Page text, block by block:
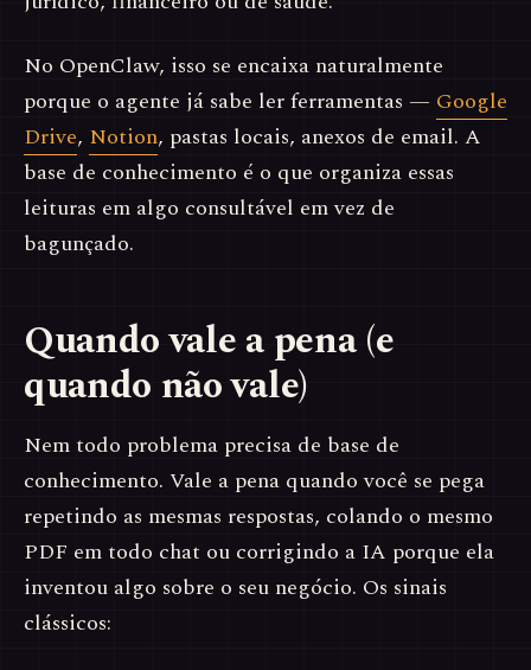
No OpenClaw, isso se encaixa naturalmente
porque o agente já sabe ler ferramentas — Google
Drive, Notion, pastas locais, anexos de email. A
base de conhecimento é o que organiza essas
leituras em algo consultável em vez de
bagunçado.
Quando vale a pena (e
quando não vale)
Nem todo problema precisa de base de
conhecimento. Vale a pena quando você se pega
repetindo as mesmas respostas, colando o mesmo
PDF em todo chat ou corrigindo a IA porque ela
inventou algo sobre o seu negócio. Os sinais
clássicos: